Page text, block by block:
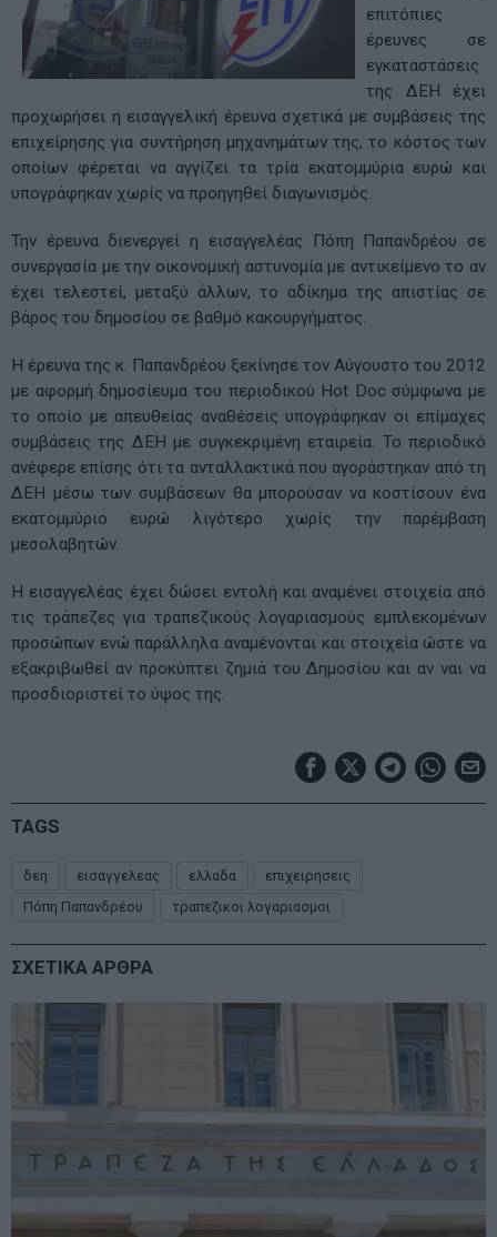
επιτόπιες
έρευνες σε
εγκαταστάσεις
της ΔΕΗ έχει
προχωρήσει η εισαγγελική έρευνα σχετικά με συμβάσεις της
επιχείρησης για συντήρηση μηχανημάτων της, το κόστος των
οποίων φέρεται να αγγίζει τα τρία εκατομμύρια ευρώ και
υπογράφηκαν χωρίς να προηγηθεί διαγωνισμός.
Την έρευνα διενεργεί η εισαγγελέας Πόπη Παπανδρέου σε
συνεργασία με την οικονομική αστυνομία με αντικείμενο το αν
έχει τελεστεί, μεταξύ άλλων, το αδίκημα της απιστίας σε
βάρος του δημοσίου σε βαθμό κακουργήματος.
Η έρευνα της κ. Παπανδρέου ξεκίνησε τον Αύγουστο του 2012
με αφορμή δημοσίευμα του περιοδικού Hot Doc σύμφωνα με
το οποίο με απευθείας αναθέσεις υπογράφηκαν οι επίμαχες
συμβάσεις της ΔΕΗ με συγκεκριμένη εταιρεία. Το περιοδικό
ανέφερε επίσης ότι τα ανταλλακτικά που αγοράστηκαν από τη
ΔΕΗ μέσω των συμβάσεων θα μπορούσαν να κοστίσουν ένα
εκατομμύριο ευρώ λιγότερο χωρίς την παρέμβαση
μεσολαβητών.
Η εισαγγελέας έχει δώσει εντολή και αναμένει στοιχεία από
τις τράπεζες για τραπεζικούς λογαριασμούς εμπλεκομένων
προσώπων ενώ παράλληλα αναμένονται και στοιχεία ώστε να
εξακριβωθεί αν προκύπτει ζημιά του Δημοσίου και αν ναι να
προσδιοριστεί το ύψος της.
TAGS
δεη εισαγγελεας ελλαδα
επιχειρησεις
Πόπη Παπανδρέου
τραπεζικοι λογαριασμοι
ΣΧΕΤΙΚΑ ΑΡΘΡΑ